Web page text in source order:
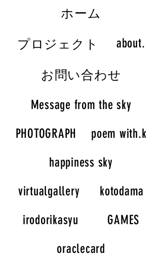
ホーム
プロジェクト about.
お問い合わせ
Message from the sky
PHOTOGRAPH
poem with.k
happiness sky
virtualgallery
kotodama
irodorikasyu
GAMES
oraclecard